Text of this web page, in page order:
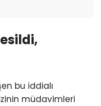
bu iddialı
müdavimleri